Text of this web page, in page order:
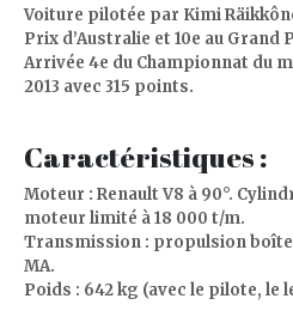
Voiture pilotée par Kimi
Prix d’Australie et 10e au Grand
Arrivée 4e du Championnat du
2013 avec 315 points.
Caractéristiques :
Moteur : Renault V8 à 90°.
moteur limité à 18 000 t/m.
Transmission : propulsion
MA.
Poids : 642 kg (avec le pilote, le